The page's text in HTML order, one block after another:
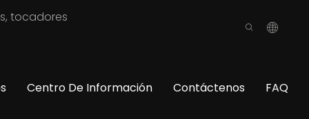
tocadores
Centro De Información Contáctenos FAQ